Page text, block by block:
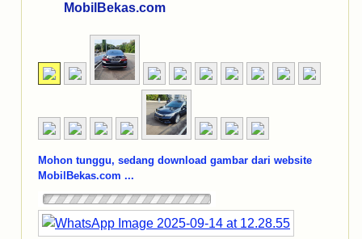
MobilBekas.com
Mohon tunggu, sedang download gambar dari website
MobilBekas.com ...